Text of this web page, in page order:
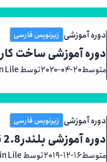
دوره آموزشی زیرنویس فارسی
دوره آموزشی ساخت
متوسط۲۰۲۰-۰۴-۲۰توسط Darrin Lile
دوره آموزشی زیرنویس فارسی
دوره آموزشی بلندر2.8 نقشه برداری UV
متوسط۲۰۱۹-۱۲-۱۶توسط Darrin Lile